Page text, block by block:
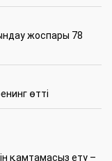
жоспары 78
өтті
қамтамасыз ету –